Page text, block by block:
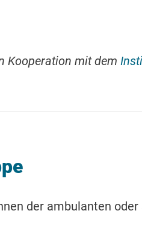
Kooperation mit dem
der ambulanten